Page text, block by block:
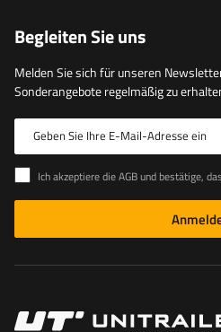
Begleiten Sie uns
Melden Sie sich für unseren
Sonderangebote regelmäßig zu
Geben Sie Ihre E-Mail-Adresse ein
Ich akzeptiere die AGB und bestätige, dass ich die